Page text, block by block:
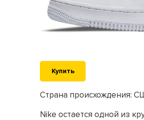
Купить
Страна происхождения:
Nike остается одной из